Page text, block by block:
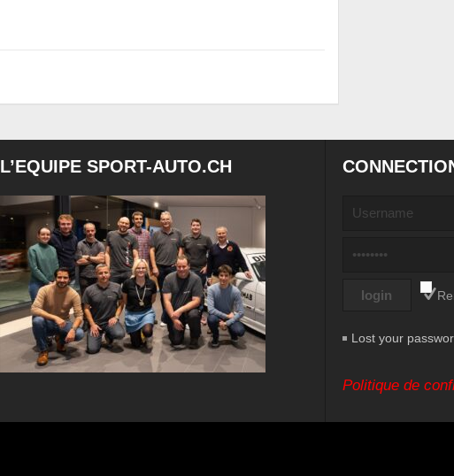
L’EQUIPE SPORT-AUTO.CH
Lost your
Politique de